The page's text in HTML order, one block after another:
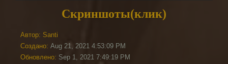
Скриншоты(клик)
Автор: Santi
Создано: Aug 21, 2021 4:53:09 PM
Обновлено: Sep 1, 2021 7:49:19 PM